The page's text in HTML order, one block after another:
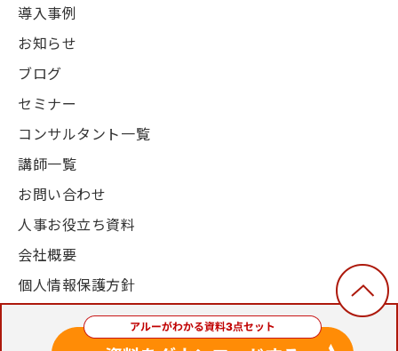
導入事例
お知らせ
ブログ
セミナー
コンサルタント一覧
講師一覧
お問い合わせ
人事お役立ち資料
会社概要
個人情報保護方針